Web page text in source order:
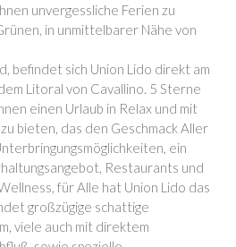
unvergessliche Ferien zu
in unmittelbarer Nähe von
befindet sich Union Lido direkt am
Litoral von Cavallino. 5 Sterne
einen Urlaub in Relax und mit
bieten, das den Geschmack Aller
ein
Restaurants und
für Alle hat Union Lido das
großzügige schattige
viele auch mit direktem